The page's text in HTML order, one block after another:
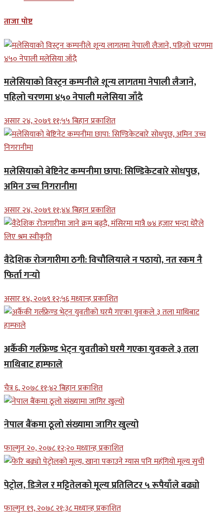
ताजा पोष्ट
मलेसियाको विस्ट्रन कम्पनीले शून्य लागतमा नेपाली लैजाने,
पहिलो चरणमा ४५० नेपाली मलेसिया जाँदै
असार २४, २०७९ ११;५५ बिहान प्रकाशित
मलेसियाको बेष्टिनेट कम्पनीमा छापा: सिण्डिकेटबारे सोधपुछ,
अमिन उच्च निगरानीमा
असार २४, २०७९ ११;४४ बिहान प्रकाशित
वैदेशिक रोजगारीमा ठगी: विचौलियाले न पठायो, नत रकम नै
फिर्ता गर्‍यो
असार १४, २०७९ १२;५६ मध्यान्ह प्रकाशित
अर्कैकी गर्लफ्रेण्ड भेट्न युवतीको घरमै गएका युवकले ३ तला
माथिबाट हाम्फाले
चैत्र ६, २०७८ ११;४२ बिहान प्रकाशित
नेपाल बैंकमा ठूलो संख्यामा जागिर खुल्यो
फाल्गुन २०, २०७८ १२;२० मध्यान्ह प्रकाशित
पेट्रोल, डिजेल र मट्टितेलको मूल्य प्रतिलिटर ५ रूपैयाँले बढ्यो
फाल्गुन १९, २०७८ २१;३८ मध्यान्ह प्रकाशित